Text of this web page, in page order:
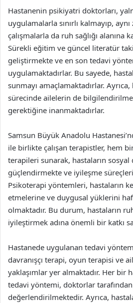
Hastanenin psikiyatri doktorları,
uygulamalarla sınırlı kalmayıp,
çalışmalarla da ruh sağlığı alanına
Sürekli eğitim ve güncel literatür
geliştirmekte ve en son tedavi
uygulamaktadırlar. Bu sayede,
sunmayı amaçlamaktadırlar.
sürecinde ailelerin de
gerektiğine inanmaktadırlar.
Samsun Büyük Anadolu
ile birlikte çalışan terapistler, hem
terapileri sunarak, hastaların sosyal
güçlendirmekte ve iyileşme
Psikoterapi yöntemleri, hastaların
etmelerine ve duygusal yüklerini
olmaktadır. Bu durum, hastaların
iyileştirmek adına önemli bir katkı
Hastanede uygulanan tedavi
davranışçı terapi, oyun terapisi ve
yaklaşımlar yer almaktadır. Her bir
tedavi yöntemi, doktorlar
değerlendirilmektedir. Ayrıca,